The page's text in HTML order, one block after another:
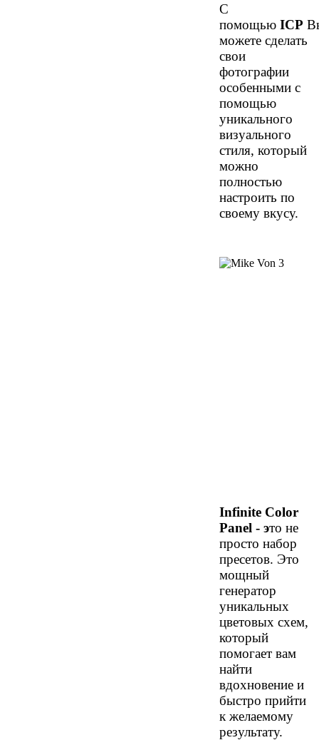
С
помощью ICP
можете сделать
свои
фотографии
особенными с
помощью
уникального
визуального
стиля, который
можно
полностью
настроить по
своему вкусу.
Infinite Color
Panel - это не
просто набор
пресетов. Это
мощный
генератор
уникальных
цветовых схем,
который
помогает вам
найти
вдохновение и
быстро прийти
к желаемому
результату.